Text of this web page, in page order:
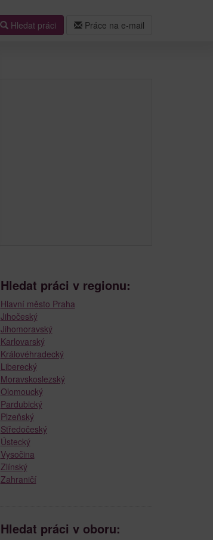
Hledat práci Práce na e-mail
Hledat práci v regionu:
Hlavní město Praha
Jihočeský
Jihomoravský
Karlovarský
Královéhradecký
Liberecký
Moravskoslezský
Olomoucký
Pardubický
Plzeňský
Středočeský
Ústecký
Vysočina
Zlínský
Zahraničí
Hledat práci v oboru: